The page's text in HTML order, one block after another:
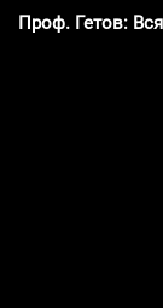
Проф. Гетов: